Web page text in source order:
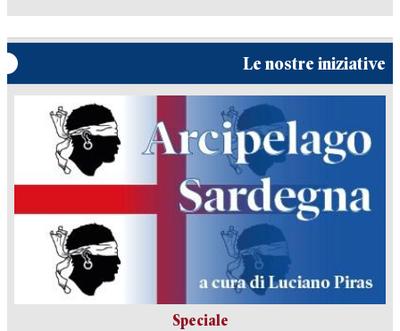
Le nostre iniziative
Speciale